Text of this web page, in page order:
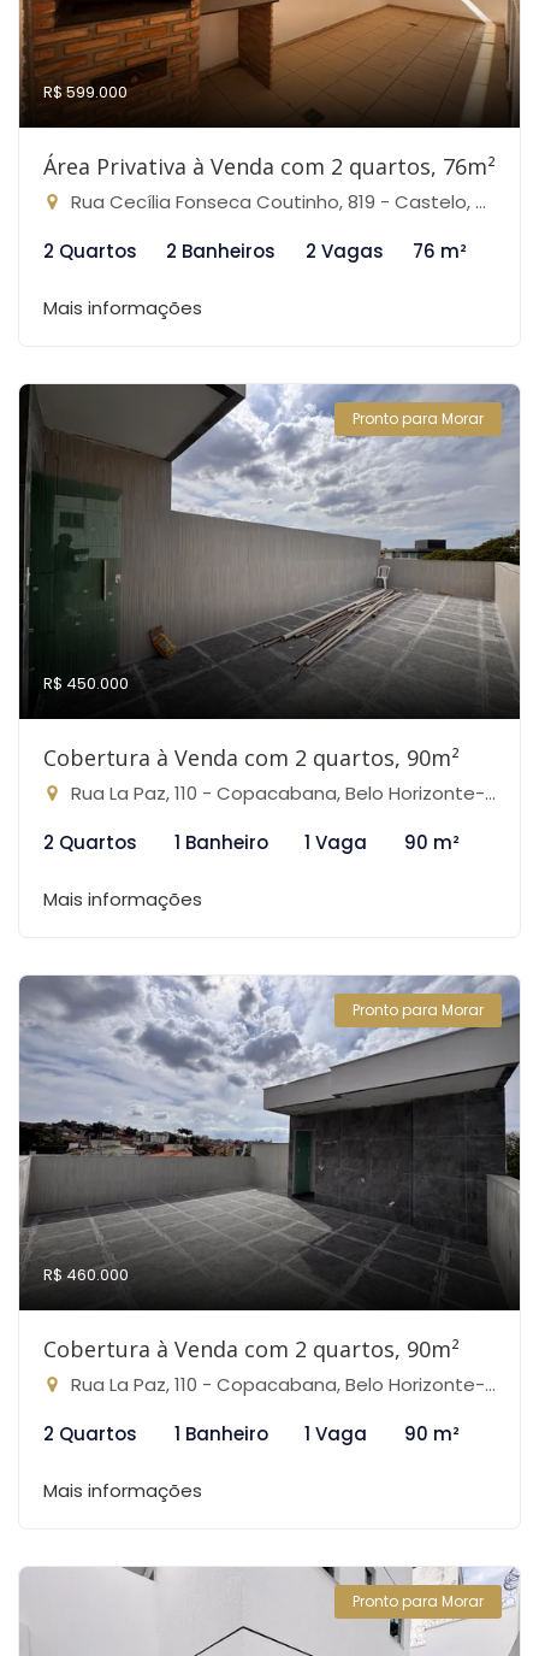
R$ 599.000
Área Privativa à Venda com 2 quartos, 76m²
Rua Cecília Fonseca Coutinho, 819 - Castelo, Belo Horizonte-MG
2 Quartos
2 Banheiros 2 Vagas 76 m²
Mais informações
Pronto para Morar
R$ 450.000
Cobertura à Venda com 2 quartos, 90m²
Rua La Paz, 110 - Copacabana, Belo Horizonte-MG
2 Quartos
1 Banheiro 1 Vaga 90 m²
Mais informações
Pronto para Morar
R$ 460.000
Cobertura à Venda com 2 quartos, 90m²
Rua La Paz, 110 - Copacabana, Belo Horizonte-MG
2 Quartos
1 Banheiro 1 Vaga 90 m²
Mais informações
Pronto para Morar